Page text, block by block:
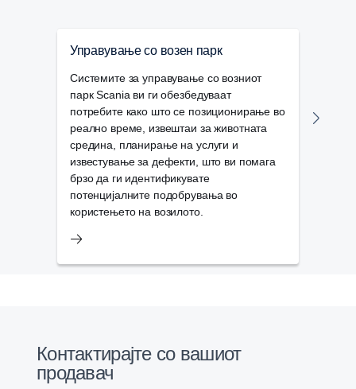
Управување со возен парк
Системите за управување со возниот
парк Scania ви ги обезбедуваат
потребите како што се позиционирање во
реално време, извештаи за животната
средина, планирање на услуги и
известување за дефекти, што ви помага
брзо да ги идентификувате
потенцијалните подобрувања во
користењето на возилото.
Контактирајте со вашиот
продавач